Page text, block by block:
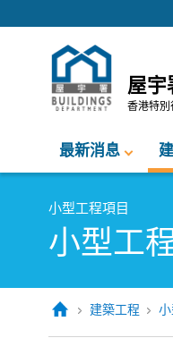
屋宇
香港特
最新消息
小型工程項目
小型工
建築工程